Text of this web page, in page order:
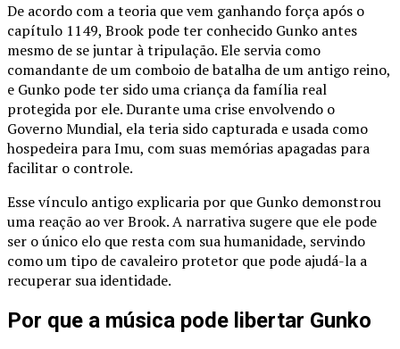
De acordo com a teoria que vem ganhando força após o
capítulo 1149, Brook pode ter conhecido Gunko antes
mesmo de se juntar à tripulação. Ele servia como
comandante de um comboio de batalha de um antigo reino,
e Gunko pode ter sido uma criança da família real
protegida por ele. Durante uma crise envolvendo o
Governo Mundial, ela teria sido capturada e usada como
hospedeira para Imu, com suas memórias apagadas para
facilitar o controle.
Esse vínculo antigo explicaria por que Gunko demonstrou
uma reação ao ver Brook. A narrativa sugere que ele pode
ser o único elo que resta com sua humanidade, servindo
como um tipo de cavaleiro protetor que pode ajudá-la a
recuperar sua identidade.
Por que a música pode libertar Gunko